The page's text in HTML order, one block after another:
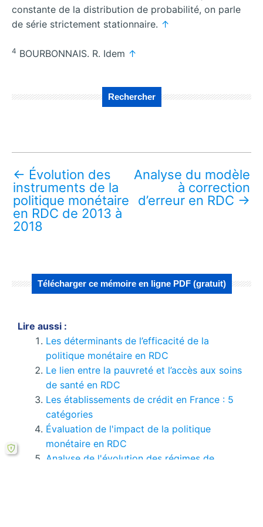
constante de la distribution de probabilité, on parle
de série strictement stationnaire. ↑
4 BOURBONNAIS. R. Idem ↑
Rechercher
← Évolution des
instruments de la
politique monétaire
en RDC de 2013 à
2018
Analyse du modèle
à correction
d’erreur en RDC →
Télécharger ce mémoire en ligne PDF (gratuit)
Lire aussi :
Les déterminants de l’efficacité de la
politique monétaire en RDC
Le lien entre la pauvreté et l’accès aux soins
de santé en RDC
Les établissements de crédit en France : 5
catégories
Évaluation de l'impact de la politique
monétaire en RDC
Analyse de l'évolution des régimes de